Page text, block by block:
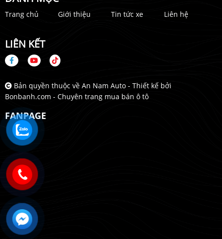
Trang chủ Giới thiệu Tin tức xe Liên hệ
LIÊN KẾT
Bản quyền thuộc về An Nam Auto - Thiết kế bởi
Bonbanh.com - Chuyên trang mua bán ô tô
FANPAGE